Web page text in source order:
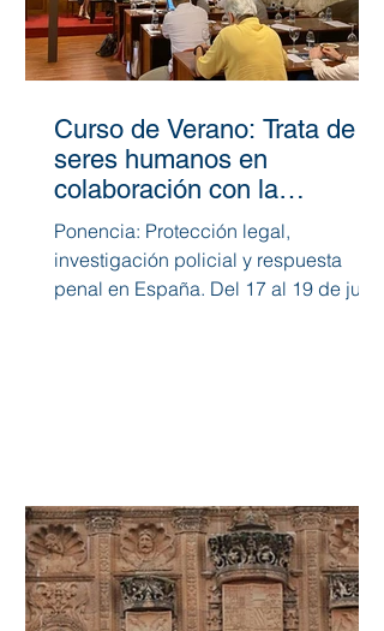
Curso de Verano: Trata de
seres humanos en
colaboración con la
Fundación Child Heroes y la
Fundación Policía Española
Ponencia: Protección legal,
investigación policial y respuesta
penal en España. Del 17 al 19 de junio